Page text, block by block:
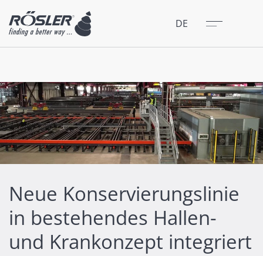
DE Menü
Schließen
Neue Konservierungslinie
in bestehendes Hallen-
und Krankonzept integriert